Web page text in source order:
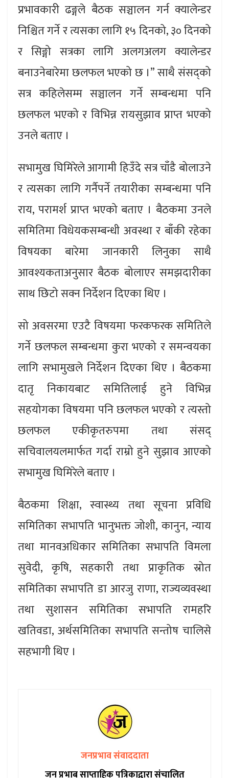
प्रभावकारी ढङ्गले बैठक सञ्चालन गर्न क्यालेन्डर
निश्चित गर्ने र त्यसका लागि १५ दिनको, ३० दिनको
र सिङ्गो सत्रका लागि अलगअलग क्यालेन्डर
बनाउनेबारेमा छलफल भएको छ ।” साथै संसद्को
सत्र कहिलेसम्म सञ्चालन गर्ने सम्बन्धमा पनि
छलफल भएको र विभिन्न रायसुझाव प्राप्त भएको
उनले बताए ।
सभामुख घिमिरेले आगामी हिउँदे सत्र चाँडै बोलाउने
र त्यसका लागि गर्नैपर्ने तयारीका सम्बन्धमा पनि
राय, परामर्श प्राप्त भएको बताए । बैठकमा उनले
समितिमा विधेयकसम्बन्धी अवस्था र बाँकी रहेका
विषयका बारेमा जानकारी लिनुका साथै
आवश्यकताअनुसार बैठक बोलाएर समझदारीका
साथ छिटो सक्न निर्देशन दिएका थिए ।
सो अवसरमा एउटै विषयमा फरकफरक समितिले
गर्ने छलफल सम्बन्धमा कुरा भएको र समन्वयका
लागि सभामुखले निर्देशन दिएका थिए । बैठकमा
दातृ निकायबाट समितिलाई हुने विभिन्न
सहयोगका विषयमा पनि छलफल भएको र त्यस्तो
छलफल एकीकृतरुपमा तथा संसद्
सचिवालयलमार्फत गर्दा राम्रो हुने सुझाव आएको
सभामुख घिमिरेले बताए ।
बैठकमा शिक्षा, स्वास्थ्य तथा सूचना प्रविधि
समितिका सभापति भानुभक्त जोशी, कानुन, न्याय
तथा मानवअधिकार समितिका सभापति विमला
सुवेदी, कृषि, सहकारी तथा प्राकृतिक स्रोत
समितिका सभापति डा आरजु राणा, राज्यव्यवस्था
तथा सुशासन समितिका सभापति रामहरि
खतिवडा, अर्थसमितिका सभापति सन्तोष चालिसे
सहभागी थिए ।
जनप्रभाव संवाददाता